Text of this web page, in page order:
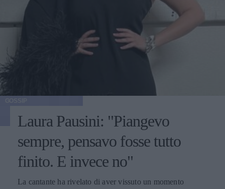
Laura Pausini: "Piangevo
sempre, pensavo fosse tutto
finito. E invece no"
La cantante ha rivelato di aver vissuto un momento